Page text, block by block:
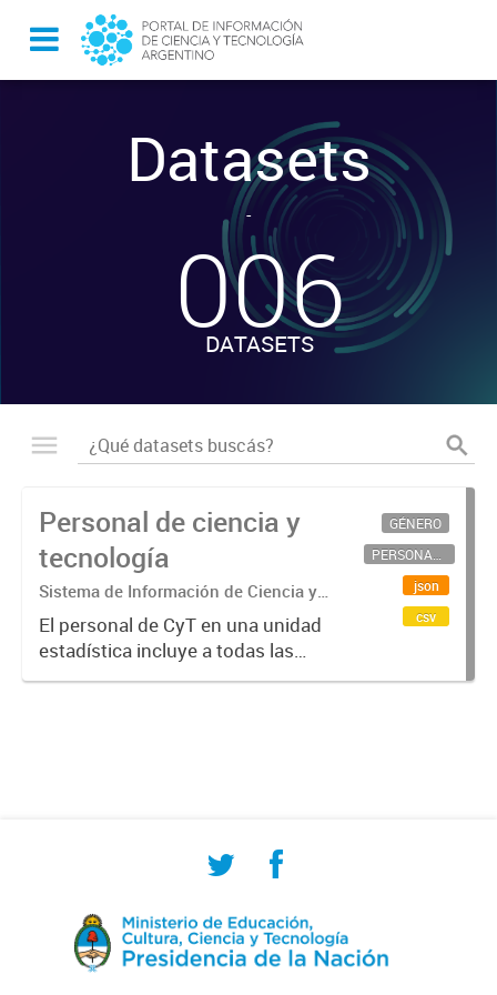
Datasets
-
006
DATASETS
Personal de ciencia y
tecnología
Sistema de Información de Ciencia y
Tecnología Argentino (SICYTAR)
El personal de CyT en una unidad
estadística incluye a todas las
personas involucradas
GÉNERO
PERSONAL CIENTÍFICO-TECNOLÓGICO
json
csv